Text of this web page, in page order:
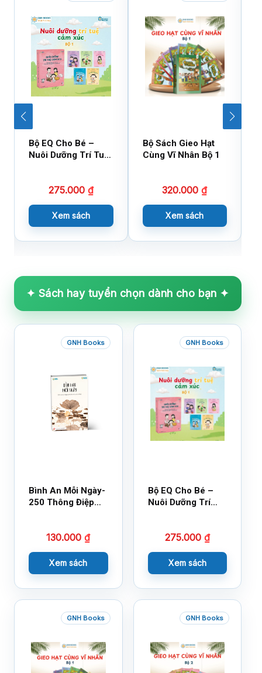
Bộ EQ Cho Bé –
Nuôi Dưỡng Trí Tuệ
275.000 ₫
Xem sách
Bộ Sách Gieo Hạt
Cùng Vĩ Nhân Bộ 1
320.000₫
Xem sách
✦ Sách hay tuyển chọn dành cho bạn ✦
GNH Books
Bình An Mỗi Ngày-
250 Thông Điệp
130.000₫
Xem sách
GNH Books
Bộ EQ Cho Bé –
Nuôi Dưỡng Trí
275.000 ₫
Xem sách
GNH Books GNH Books